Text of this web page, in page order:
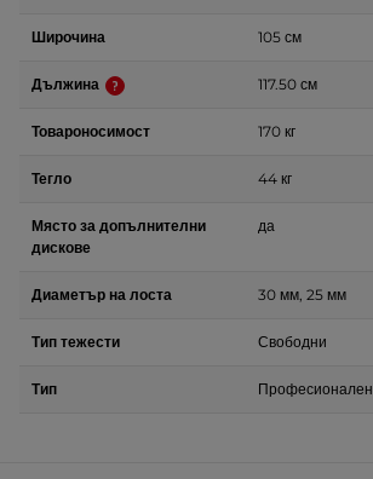
Широчина 105 см
Дължина 117.50 см
Товароносимост 170 кг
Тегло 44 кг
Място за допълнителни
дискове
да
Диаметър на лоста 30 мм, 25 мм
Тип тежести Свободни
Тип Професионален